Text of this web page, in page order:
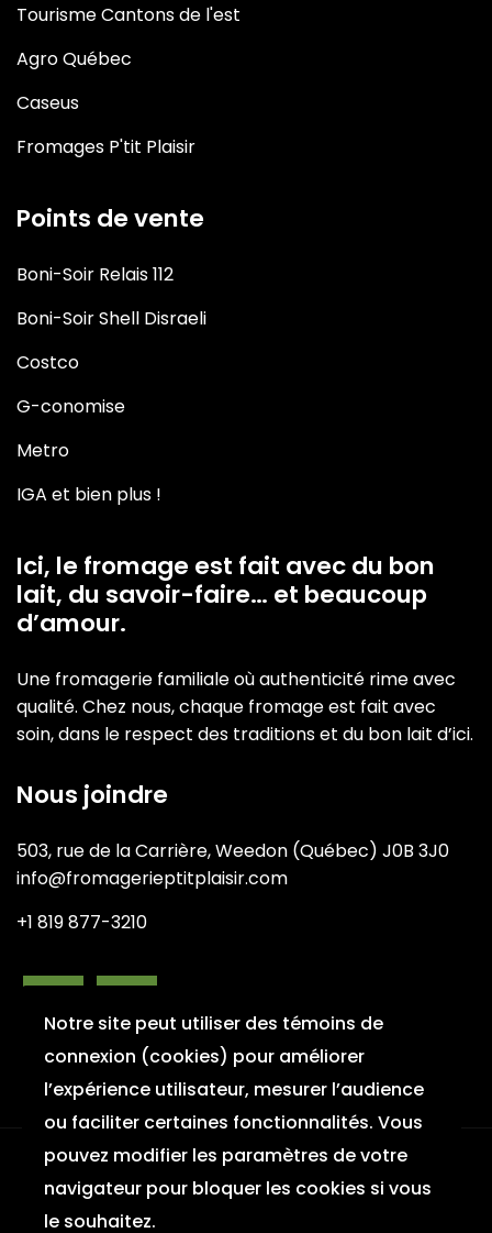
Tourisme Cantons de l'est
Agro Québec
Caseus
Fromages P'tit Plaisir
Points de vente
Boni-Soir Relais 112
Boni-Soir Shell Disraeli
Costco
G-conomise
Metro
IGA et bien plus !
Ici, le fromage est fait avec du bon
lait, du savoir-faire… et beaucoup
d’amour.
Une fromagerie familiale où authenticité rime avec
qualité. Chez nous, chaque fromage est fait avec
soin, dans le respect des traditions et du bon lait d’ici.
Nous joindre
503, rue de la Carrière, Weedon (Québec) J0B 3J0
info@fromagerieptitplaisir.com
+1 819 877-3210
fab
facebook-
f
fa-
instagram
© 2026 www.fromagerieptitplaisir.com - ©
Notre site peut utiliser des témoins de
connexion (cookies) pour améliorer
l’expérience utilisateur, mesurer l’audience
ou faciliter certaines fonctionnalités. Vous
pouvez modifier les paramètres de votre
navigateur pour bloquer les cookies si vous
le souhaitez.